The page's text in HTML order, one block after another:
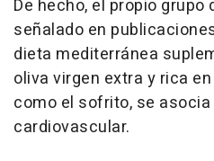
De hecho, el propio
señalado en
dieta mediterránea
oliva virgen extra y rica
como el sofrito, se
cardiovascular.